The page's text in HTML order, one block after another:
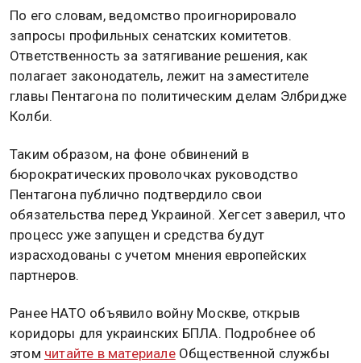
По его словам, ведомство проигнорировало
запросы профильных сенатских комитетов.
Ответственность за затягивание решения, как
полагает законодатель, лежит на заместителе
главы Пентагона по политическим делам Элбридже
Колби.
Таким образом, на фоне обвинений в
бюрократических проволочках руководство
Пентагона публично подтвердило свои
обязательства перед Украиной. Хегсет заверил, что
процесс уже запущен и средства будут
израсходованы с учетом мнения европейских
партнеров.
Ранее НАТО объявило войну Москве, открыв
коридоры для украинских БПЛА. Подробнее об
этом читайте в материалеОбщественной службы